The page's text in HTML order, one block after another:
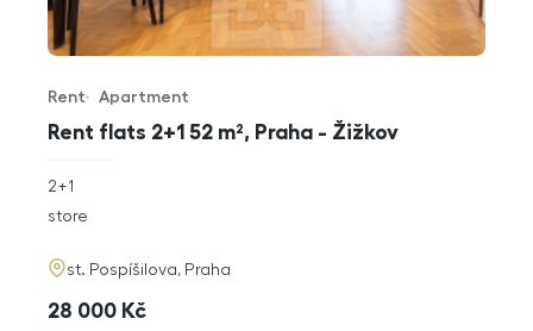
Rent flats 2+1 52 m², Praha - Žižkov
Offer type
Rent
Property type
Apartment
rozměry
2+1
funkce
store
adresa
st. Pospíšilova, Praha
cena
28 000 Kč